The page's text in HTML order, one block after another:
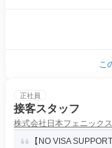
こ
正社員
接客スタッフ
株式会社日本フェニックス
【NO VISA